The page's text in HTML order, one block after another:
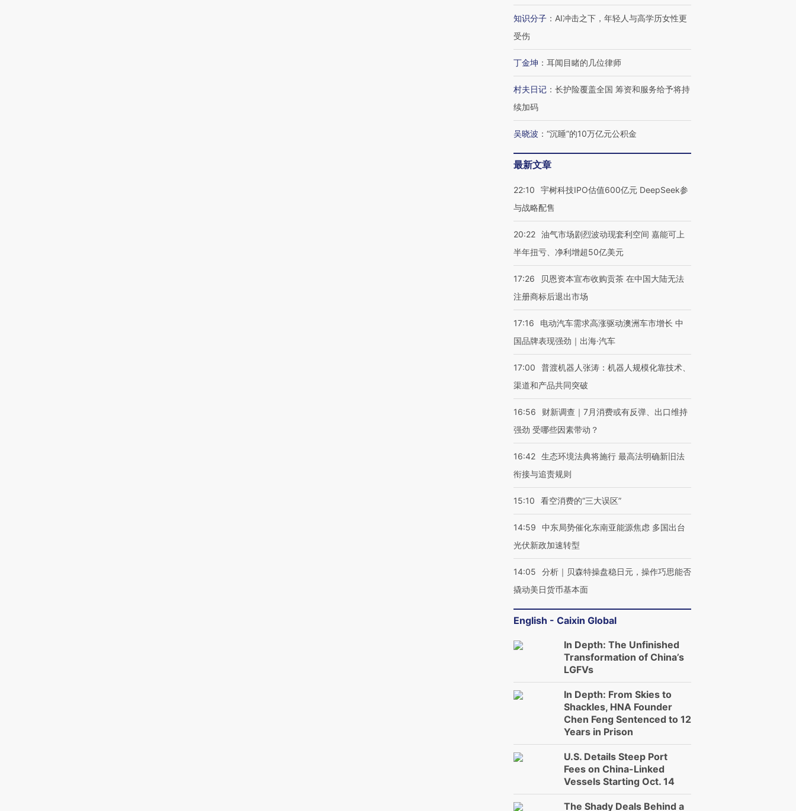
知识分子 ： AI冲击之下，年轻人与高学历女性更
受伤
丁金坤 ： 耳闻目睹的几位律师
村夫日记 ： 长护险覆盖全国 筹资和服务给予将持
续加码
吴晓波 ： “沉睡”的10万亿元公积金
最新文章
22:10
宇树科技IPO估值600亿元 DeepSeek参
与战略配售
20:22 油气市场剧烈波动现套利空间 嘉能可上
半年扭亏、净利增超50亿美元
17:26
贝恩资本宣布收购贡茶 在中国大陆无法
注册商标后退出市场
17:16
电动汽车需求高涨驱动澳洲车市增长 中
国品牌表现强劲｜出海·汽车
17:00
普渡机器人张涛：机器人规模化靠技术、
渠道和产品共同突破
16:56
财新调查｜7月消费或有反弹、出口维持
强劲 受哪些因素带动？
16:42 生态环境法典将施行 最高法明确新旧法
衔接与追责规则
15:10 看空消费的“三大误区”
14:59
中东局势催化东南亚能源焦虑 多国出台
光伏新政加速转型
14:05
分析｜贝森特操盘稳日元，操作巧思能否
撬动美日货币基本面
English - Caixin Global
In Depth: The Unfinished
Transformation of China’s
LGFVs
In Depth: From Skies to
Shackles, HNA Founder
Chen Feng Sentenced to 12
Years in Prison
U.S. Details Steep Port
Fees on China-Linked
Vessels Starting Oct. 14
The Shady Deals Behind a